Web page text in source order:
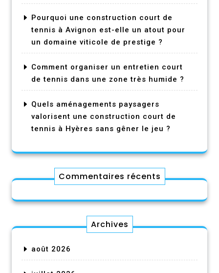
Pourquoi une construction court de
tennis à Avignon est-elle un atout pour
un domaine viticole de prestige ?
Comment organiser un entretien court
de tennis dans une zone très humide ?
Quels aménagements paysagers
valorisent une construction court de
tennis à Hyères sans gêner le jeu ?
Commentaires récents
Archives
août 2026